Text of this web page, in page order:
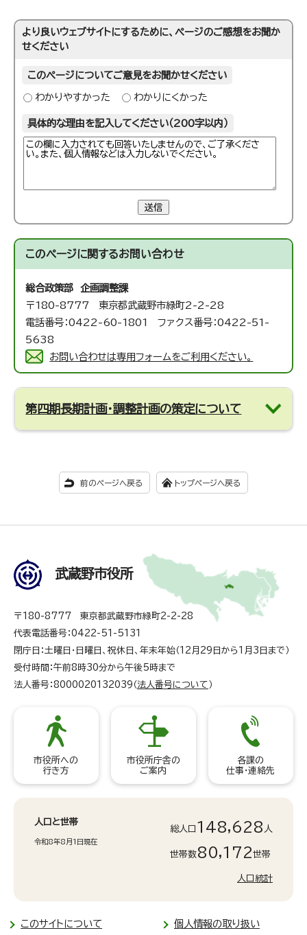
より良いウェブサイトにするために、ページのご感想をお聞か
せください
このページについてご意見をお聞かせください
わかりやすかった わかりにくかった
具体的な理由を記入してください（200字以内）
送信
このページに関するお問い合わせ
総合政策部 企画調整課
〒180-8777 東京都武蔵野市緑町2-2-28
電話番号：0422-60-1801 ファクス番号：0422-51-
5638
お問い合わせは専用フォームをご利用ください。
第四期長期計画・調整計画の策定について
前のページへ戻る トップページへ戻る
武蔵野市役所
〒180-8777 東京都武蔵野市緑町2-2-28
代表電話番号：0422-51-5131
閉庁日：土曜日・日曜日、祝休日、年末年始（12月29日から1月3日まで）
受付時間：午前8時30分から午後5時まで
法人番号：8000020132039（ 法人番号について ）
市役所への
行き方
市役所庁舎の
ご案内
各課の
仕事・連絡先
人口と世帯
令和8年8月1日現在
総人口 148,628 人
世帯数80,172世帯
人口統計
このサイトについて 個人情報の取り扱い